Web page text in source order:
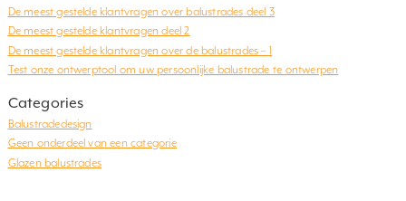
De meest gestelde klantvragen over balustrades deel 3
De meest gestelde klantvragen deel 2
De meest gestelde klantvragen over de balustrades – 1
Test onze ontwerptool om uw persoonlijke balustrade te ontwerpen
Categories
Balustradedesign
Geen onderdeel van een categorie
Glazen balustrades